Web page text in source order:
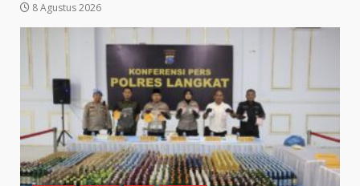
8 Agustus 2026